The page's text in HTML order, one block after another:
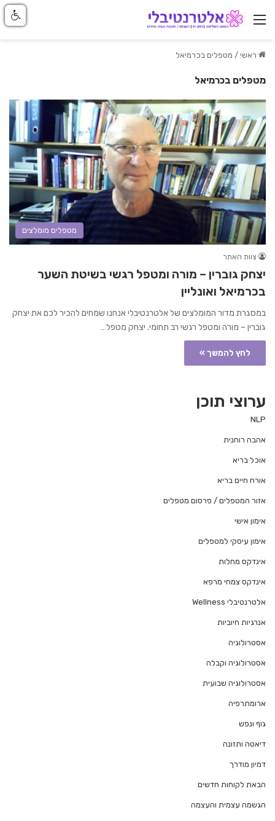
ניווט באתר
ראשי / מטפלים בכרמיאל
מטפלים בכרמיאל
מטפלים מומלצים
צוות האתר
יצחק גוברין – מורה ומטפל רגשי בשיטת השער
בכרמיאל ואונליין
במסגרת מדור המומלצים של אלטרנטיבלי אנחנו שמחים להכיר לכם את יצחק
גוברין – מורה ומטפל רגשי רב תחומי. יצחק מטפל…
לחץ להמשך »
ערוצי תוכן
NLP
אהבה רוחנית
אוכל בריא
אורח חיים בריא
אזור המטפלים / פרסום מטפלים
אימון אישי
אימון עיסקי למטפלים
אינדקס מחלות
אינדקס צמחי מרפא
אלטרנטיבלי Wellness
אנרגיות חיוביות
אסטרולוגיה
אסטרולוגיה וקבלה
אסטרולוגיה שבועית
ארומתרפיה
גוף ונפש
דיאטה ותזונה
דמיון מודרך
הבאת לקוחות חדשים
הגשמה עצמית והעצמה